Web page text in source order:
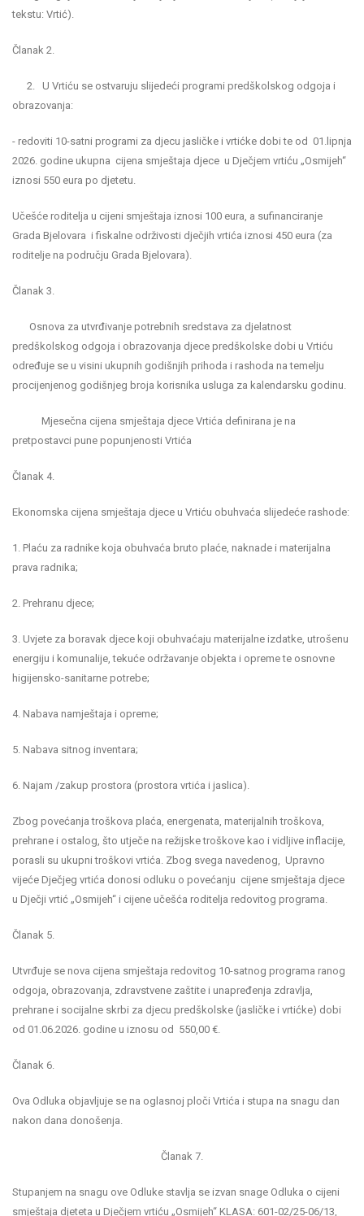
tekstu: Vrtić).
Članak 2.
2. U Vrtiću se ostvaruju slijedeći programi predškolskog odgoja i
obrazovanja:
- redoviti 10-satni programi za djecu jasličke i vrtićke dobi te od 01.lipnja
2026. godine ukupna cijena smještaja djece u Dječjem vrtiću „Osmijeh“
iznosi 550 eura po djetetu.
Učešće roditelja u cijeni smještaja iznosi 100 eura, a sufinanciranje
Grada Bjelovara i fiskalne održivosti dječjih vrtića iznosi 450 eura (za
roditelje na području Grada Bjelovara).
Članak 3.
Osnova za utvrđivanje potrebnih sredstava za djelatnost
predškolskog odgoja i obrazovanja djece predškolske dobi u Vrtiću
određuje se u visini ukupnih godišnjih prihoda i rashoda na temelju
procijenjenog godišnjeg broja korisnika usluga za kalendarsku godinu.
Mjesečna cijena smještaja djece Vrtića definirana je na
pretpostavci pune popunjenosti Vrtića
Članak 4.
Ekonomska cijena smještaja djece u Vrtiću obuhvaća slijedeće rashode:
1. Plaću za radnike koja obuhvaća bruto plaće, naknade i materijalna
prava radnika;
2. Prehranu djece;
3. Uvjete za boravak djece koji obuhvaćaju materijalne izdatke, utrošenu
energiju i komunalije, tekuće održavanje objekta i opreme te osnovne
higijensko-sanitarne potrebe;
4. Nabava namještaja i opreme;
5. Nabava sitnog inventara;
6. Najam /zakup prostora (prostora vrtića i jaslica).
Zbog povećanja troškova plaća, energenata, materijalnih troškova,
prehrane i ostalog, što utječe na režijske troškove kao i vidljive inflacije,
porasli su ukupni troškovi vrtića. Zbog svega navedenog, Upravno
vijeće Dječjeg vrtića donosi odluku o povećanju cijene smještaja djece
u Dječji vrtić „Osmijeh“ i cijene učešća roditelja redovitog programa.
Članak 5.
Utvrđuje se nova cijena smještaja redovitog 10-satnog programa ranog
odgoja, obrazovanja, zdravstvene zaštite i unapređenja zdravlja,
prehrane i socijalne skrbi za djecu predškolske (jasličke i vrtićke) dobi
od 01.06.2026. godine u iznosu od 550,00 €.
Članak 6.
Ova Odluka objavljuje se na oglasnoj ploči Vrtića i stupa na snagu dan
nakon dana donošenja.
Članak 7.
Stupanjem na snagu ove Odluke stavlja se izvan snage Odluka o cijeni
smještaja djeteta u Dječjem vrtiću „Osmijeh“ KLASA: 601-02/25-06/13,